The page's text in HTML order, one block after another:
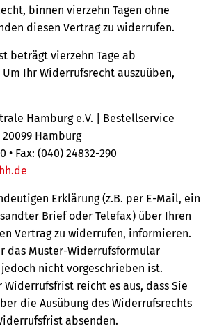
binnen vierzehn Tagen ohne
diesen Vertrag zu widerrufen.
beträgt vierzehn Tage ab
Um Ihr Widerrufsrecht auszuüben,
Hamburg e.V. | Bestellservice
Hamburg
• Fax: (040) 24832-290
Erklärung (z.B. per E-Mail, ein
Brief oder Telefax) über Ihren
Vertrag zu widerrufen, informieren.
das Muster-Widerrufsformular
nicht vorgeschrieben ist.
Widerrufsfrist reicht es aus, dass Sie
die Ausübung des Widerrufsrechts
absenden.